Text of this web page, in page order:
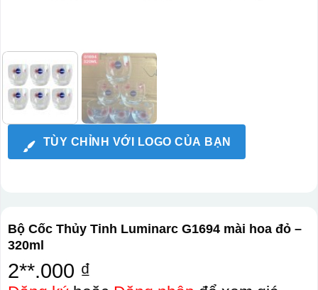
TÙY CHỈNH VỚI LOGO CỦA BẠN
Bộ Cốc Thủy Tinh Luminarc G1694 mài hoa đỏ –
320ml
2**.000 ₫